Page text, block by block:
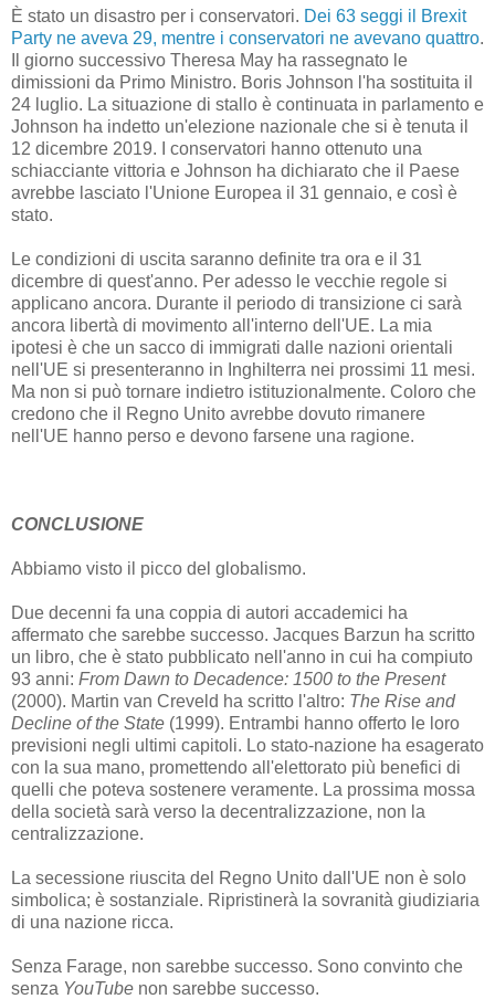
È stato un disastro per i conservatori. Dei 63 seggi il Brexit
Party ne aveva 29, mentre i conservatori ne avevano quattro.
Il giorno successivo Theresa May ha rassegnato le
dimissioni da Primo Ministro. Boris Johnson l'ha sostituita il
24 luglio. La situazione di stallo è continuata in parlamento e
Johnson ha indetto un'elezione nazionale che si è tenuta il
12 dicembre 2019. I conservatori hanno ottenuto una
schiacciante vittoria e Johnson ha dichiarato che il Paese
avrebbe lasciato l'Unione Europea il 31 gennaio, e così è
stato.
Le condizioni di uscita saranno definite tra ora e il 31
dicembre di quest'anno. Per adesso le vecchie regole si
applicano ancora. Durante il periodo di transizione ci sarà
ancora libertà di movimento all'interno dell'UE. La mia
ipotesi è che un sacco di immigrati dalle nazioni orientali
nell'UE si presenteranno in Inghilterra nei prossimi 11 mesi.
Ma non si può tornare indietro istituzionalmente. Coloro che
credono che il Regno Unito avrebbe dovuto rimanere
nell'UE hanno perso e devono farsene una ragione.
CONCLUSIONE
Abbiamo visto il picco del globalismo.
Due decenni fa una coppia di autori accademici ha
affermato che sarebbe successo. Jacques Barzun ha scritto
un libro, che è stato pubblicato nell'anno in cui ha compiuto
93 anni: From Dawn to Decadence: 1500 to the Present
(2000). Martin van Creveld ha scritto l'altro: The Rise and
Decline of the State (1999). Entrambi hanno offerto le loro
previsioni negli ultimi capitoli. Lo stato-nazione ha esagerato
con la sua mano, promettendo all'elettorato più benefici di
quelli che poteva sostenere veramente. La prossima mossa
della società sarà verso la decentralizzazione, non la
centralizzazione.
La secessione riuscita del Regno Unito dall'UE non è solo
simbolica; è sostanziale. Ripristinerà la sovranità giudiziaria
di una nazione ricca.
Senza Farage, non sarebbe successo. Sono convinto che
senza YouTube non sarebbe successo.